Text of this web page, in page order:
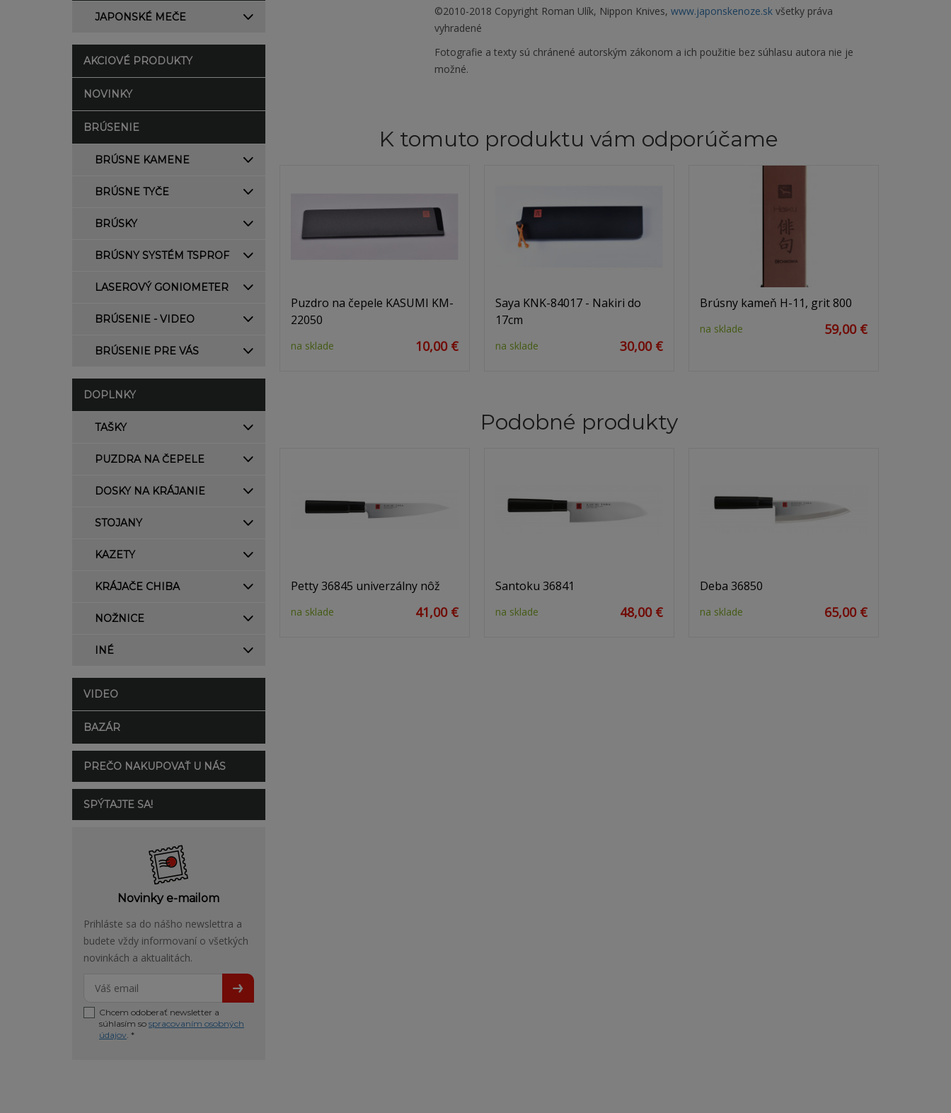
JAPONSKÉ MEČE
AKCIOVÉ PRODUKTY
NOVINKY
BRÚSENIE
BRÚSNE KAMENE
BRÚSNE TYČE
BRÚSKY
BRÚSNY SYSTÉM TSPROF
LASEROVÝ GONIOMETER
BRÚSENIE - VIDEO
BRÚSENIE PRE VÁS
DOPLNKY
TAŠKY
PUZDRA NA ČEPELE
DOSKY NA KRÁJANIE
STOJANY
KAZETY
KRÁJAČE CHIBA
NOŽNICE
INÉ
VIDEO
BAZÁR
PREČO NAKUPOVAŤ U NÁS
SPÝTAJTE SA!
Novinky e-mailom
Prihláste sa do nášho newslettra a
budete vždy informovaní o všetkých
novinkách a aktualitách.
Chcem odoberať newsletter a
súhlasím so spracovaním osobných
údajov. *
©2010-2018 Copyright Roman Ulík, Nippon Knives, www.japonskenoze.skvšetky práva
vyhradené
Fotografie a texty sú chránené autorským zákonom a ich použitie bez súhlasu autora nie je
možné.
K tomuto produktu vám odporúčame
Puzdro na čepele KASUMI KM-
22050
na sklade 10,00 €
Saya KNK-84017 - Nakiri do
17cm
na sklade 30,00 €
Brúsny kameň H-11, grit 800
na sklade 59,00 €
Podobné produkty
Petty 36845 univerzálny nôž
na sklade 41,00 €
Santoku 36841
na sklade 48,00 €
Deba 36850
na sklade 65,00 €